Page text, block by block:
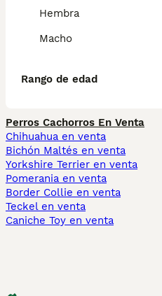
Hembra
Macho
Rango de edad
Perros Cachorros En Venta
Chihuahua en venta
Bichón Maltés en venta
Yorkshire Terrier en venta
Pomerania en venta
Border Collie en venta
Teckel en venta
Caniche Toy en venta